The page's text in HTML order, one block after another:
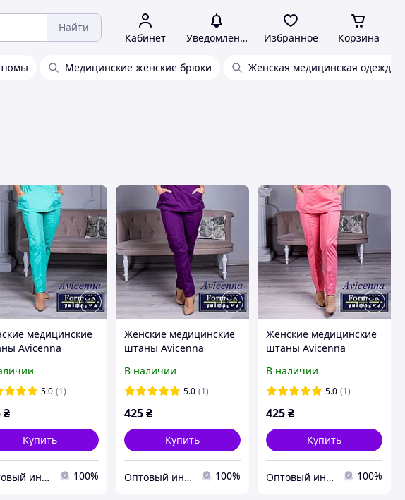
Найти
Кабинет Уведомления Избранное Корзина
Медицинские женские брюки Женская медицинская одежда
медицинские
Avicenna
5.0 (1)
₴
Купить
Оптовый интернет-магазин производителей одежды "Butikok" 100%
Женские медицинские
штаны Avicenna
В наличии
5.0 (1)
425 ₴
Купить
Оптовый интернет-магазин производителей одежды "Butikok" 100%
Женские медицинские
штаны Avicenna
В наличии
5.0 (1)
425₴
Купить
Оптовый интернет-магазин производителей одежды "Butikok" 100%